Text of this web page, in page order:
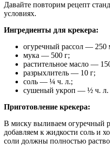
Давайте повторим рецепт
условиях.
Ингредиенты для крекера:
огуречный рассол — 250
мука — 500 г;
растительное масло —
разрыхлитель — 10 г;
соль — ¼ ч. л.;
сушеный укроп — ½ ч. л.
Приготовление крекера:
В миску выливаем огуречный
добавляем к жидкости соль и
соли должны полностью